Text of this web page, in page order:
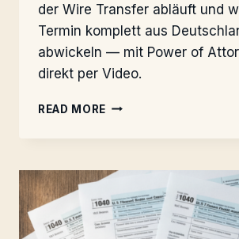
der Wire Transfer abläuft und
Termin komplett aus
abwickeln — mit Power of
direkt per Video.
READ MORE CLOSING
DEUTSCHLAND